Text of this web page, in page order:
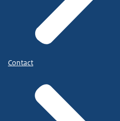
Contact